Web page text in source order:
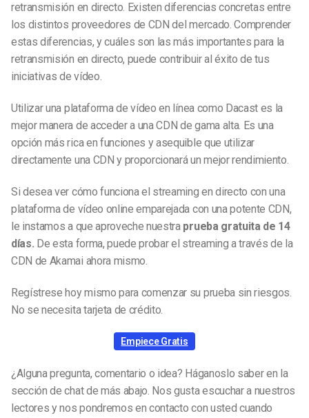
retransmisión en directo. Existen diferencias concretas entre
los distintos proveedores de CDN del mercado. Comprender
estas diferencias, y cuáles son las más importantes para la
retransmisión en directo, puede contribuir al éxito de tus
iniciativas de vídeo.
Utilizar una plataforma de vídeo en líneacomo Dacast es la
mejor manera de acceder a una CDN de gama alta. Es una
opción más rica en funciones y asequible que utilizar
directamente una CDN y proporcionará un mejor rendimiento.
Si desea ver cómo funciona el streaming en directo con una
plataforma de vídeo online emparejada con una potente CDN,
le instamos a que aproveche nuestra prueba gratuita de 14
días. De esta forma, puede probar el streaming a través de la
CDN de Akamai ahora mismo.
Regístrese hoy mismo para comenzar su prueba sin riesgos.
No se necesita tarjeta de crédito.
Empiece Gratis
¿Alguna pregunta, comentario o idea? Háganoslo saber en la
sección de chat de más abajo. Nos gusta escuchar a nuestros
lectores y nos pondremos en contacto con usted cuando